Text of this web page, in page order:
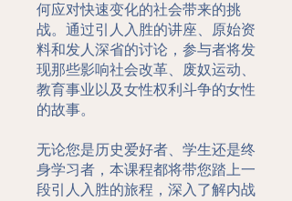
何应对快速变化的社会带来的挑
战。通过引人入胜的讲座、原始资
料和发人深省的讨论，参与者将发
现那些影响社会改革、废奴运动、
教育事业以及女性权利斗争的女性
的故事。
无论您是历史爱好者、学生还是终
身学习者，本课程都将带您踏上一
段引人入胜的旅程，深入了解内战